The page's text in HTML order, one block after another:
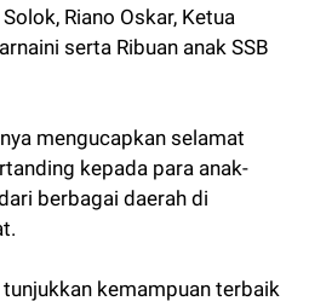
Riano Oskar, Ketua
serta Ribuan anak SSB
mengucapkan selamat
kepada para anak-
berbagai daerah di
kemampuan terbaik